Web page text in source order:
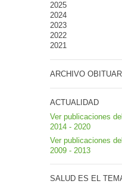
2025
2024
2023
2022
2021
ARCHIVO
ACTUALIDAD
Ver publicaciones
2014 - 2020
Ver publicaciones
2009 - 2013
SALUD ES EL